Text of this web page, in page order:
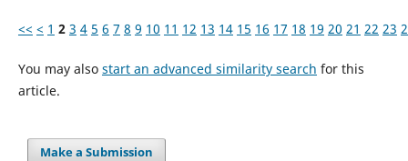
<< < 1 2 3 4 5 6 7 8 9 10 11 12 13 14 15 16 17 18 19 20 21 22 23
You may also start an advanced similarity search for this
article.
Make a Submission